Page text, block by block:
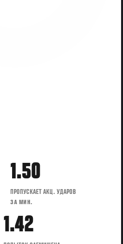
1.50
ПРОПУСКАЕТ АКЦ. УДАРОВ
ЗА МИН.
1.42